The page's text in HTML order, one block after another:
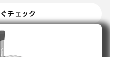
チェック